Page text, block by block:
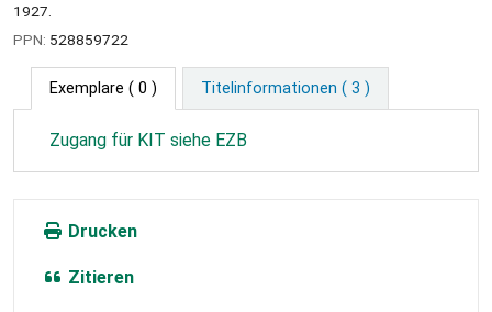
1927.
PPN: 528859722
Exemplare ( 0 ) Titelinformationen ( 3 )
Zugang für KIT siehe EZB
Drucken
Zitieren